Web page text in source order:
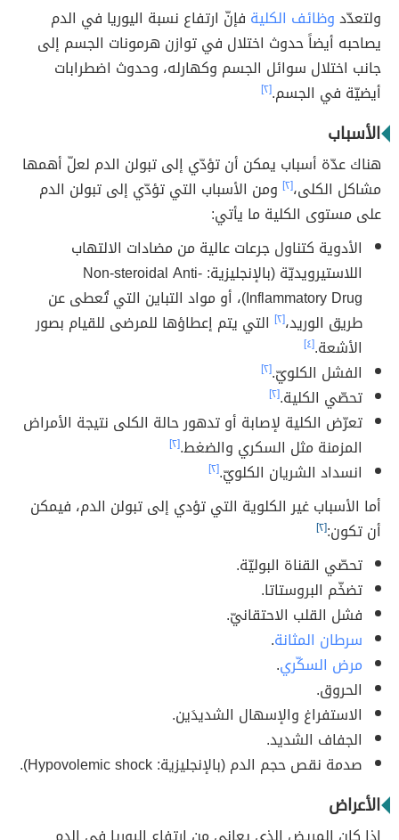
ولتعدّدوظائف الكلية فإنّ ارتفاع نسبة اليوريا في الدم
يصاحبه أيضاً حدوث اختلال في توازن هرمونات الجسم إلى
جانب اختلال سوائل الجسم وكهارله، وحدوث اضطرابات
أيضيّة في الجسم.[٢]
الأسباب
هناك عدّة أسباب يمكن أن تؤدّي إلى تبولن الدم لعلّ أهمها
مشاكل الكلى،[٢]
ومن الأسباب التي تؤدّي إلى تبولن الدم
على مستوى الكلية ما يأتي:
الأدوية كتناول جرعات عالية من مضادات الالتهاب
اللاستيرويديّة (بالإنجليزية: Non-steroidal Anti-
Inflammatory Drug)، أو مواد التباين التي تُعطى عن
طريق الوريد،[٢] التي يتم إعطاؤها للمرضى للقيام بصور
الأشعة.[٤]
الفشل الكلويّ.[٢]
تحصّي الكلية.[٢]
تعرّض الكلية لإصابة أو تدهور حالة الكلى نتيجة الأمراض
المزمنة مثل السكري والضغط.[٢]
انسداد الشريان الكلويّ.[٢]
أما الأسباب غير الكلوية التي تؤدي إلى تبولن الدم، فيمكن
أن تكون:[٢]
تحصّي القناة البوليّة.
تضخّم البروستاتا.
فشل القلب الاحتقانيّ.
سرطان المثانة.
مرض السكّري.
الحروق.
الاستفراغ والإسهال الشديدَين.
الجفاف الشديد.
صدمة نقص حجم الدم (بالإنجليزية: Hypovolemic shock).
الأعراض